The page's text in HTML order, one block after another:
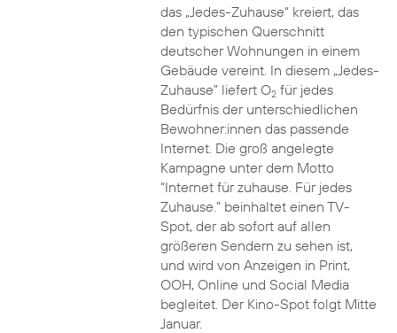
das „Jedes-Zuhause“ kreiert, das
den typischen Querschnitt
deutscher Wohnungen in einem
Gebäude vereint. In diesem „Jedes-
Zuhause” liefert O2für jedes
Bedürfnis der unterschiedlichen
Bewohner:innen das passende
Internet. Die groß angelegte
Kampagne unter dem Motto
“Internet für zuhause. Für jedes
Zuhause.” beinhaltet einen TV-
Spot, der ab sofort auf allen
größeren Sendern zu sehen ist,
und wird von Anzeigen in Print,
OOH, Online und Social Media
begleitet. Der Kino-Spot folgt Mitte
Januar.